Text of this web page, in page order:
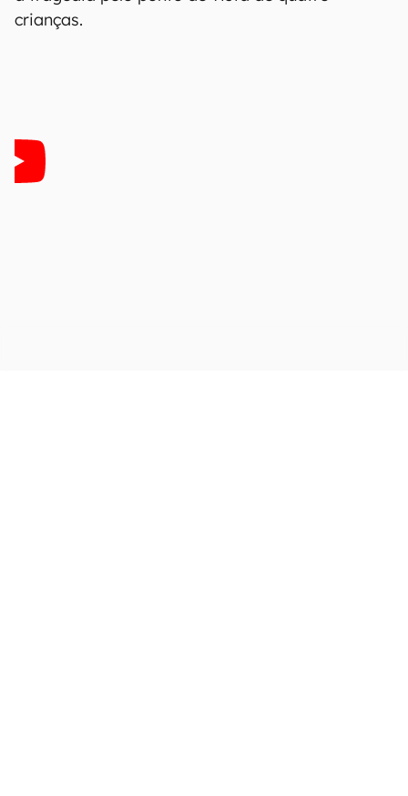
crianças.